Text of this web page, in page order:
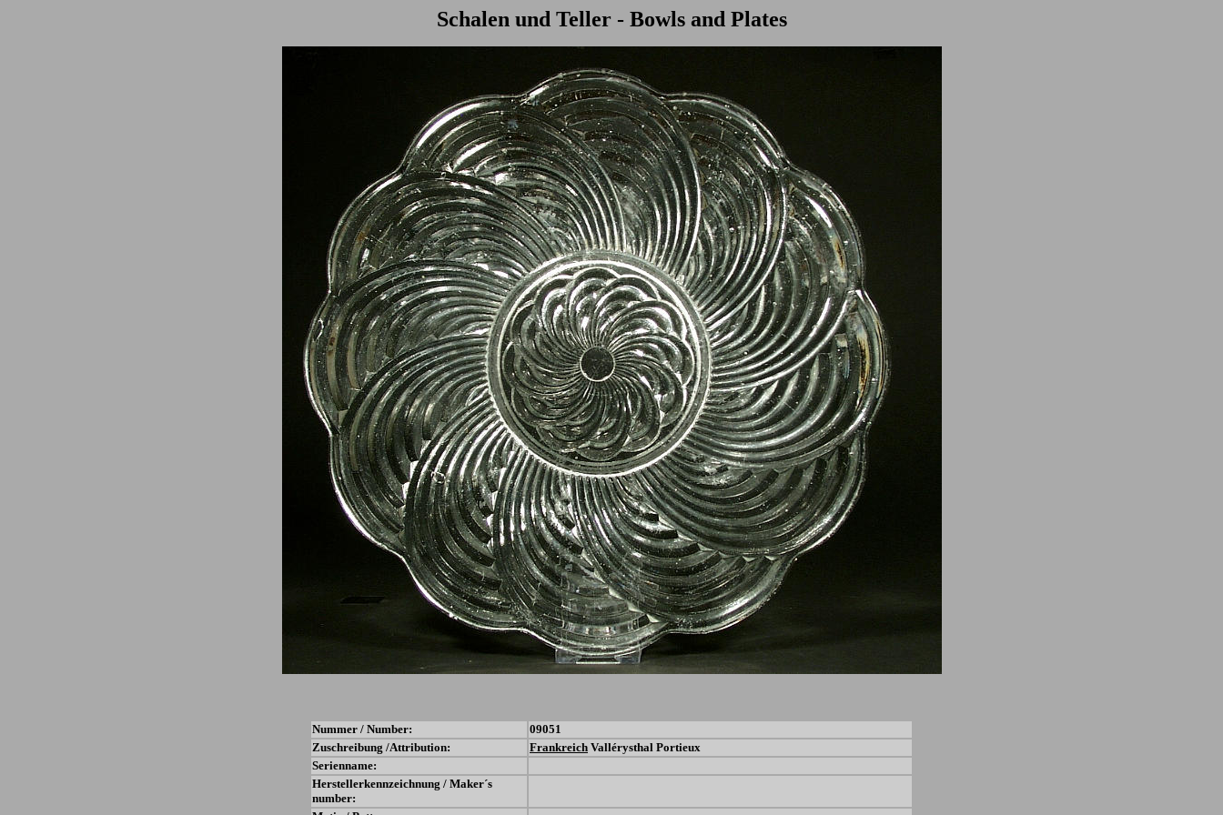
Schalen und Teller - Bowls and Plates
Nummer / Number:
09051
Zuschreibung /Attribution:
Frankreich Vallérysthal Portieux
Serienname:
Herstellerkennzeichnung / Maker´s
number: